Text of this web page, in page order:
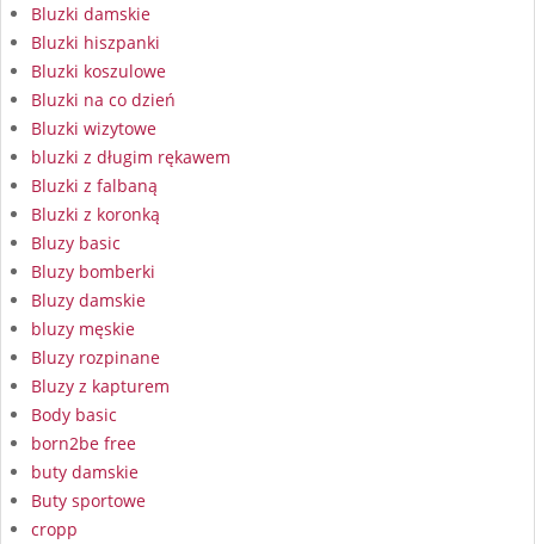
Bluzki damskie
Bluzki hiszpanki
Bluzki koszulowe
Bluzki na co dzień
Bluzki wizytowe
bluzki z długim rękawem
Bluzki z falbaną
Bluzki z koronką
Bluzy basic
Bluzy bomberki
Bluzy damskie
bluzy męskie
Bluzy rozpinane
Bluzy z kapturem
Body basic
born2be free
buty damskie
Buty sportowe
cropp